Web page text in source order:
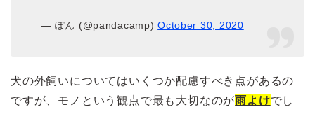
— ぽん (@pandacamp)October 30, 2020
犬の外飼いについてはいくつか配慮すべき点があるの
ですが、モノという観点で最も大切なのが雨よけでし